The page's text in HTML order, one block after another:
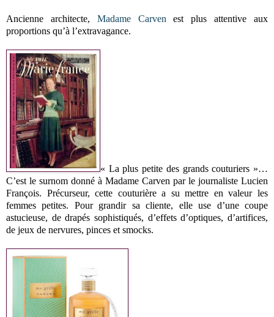
Ancienne architecte, Madame Carven est plus attentive aux
proportions qu’à l’extravagance.
« La plus petite des grands couturiers »…
C’est le surnom donné à Madame Carven par le journaliste Lucien
François. Précurseur, cette couturière a su mettre en valeur les
femmes petites. Pour grandir sa cliente, elle use d’une coupe
astucieuse, de drapés sophistiqués, d’effets d’optiques, d’artifices,
de jeux de nervures, pinces et smocks.